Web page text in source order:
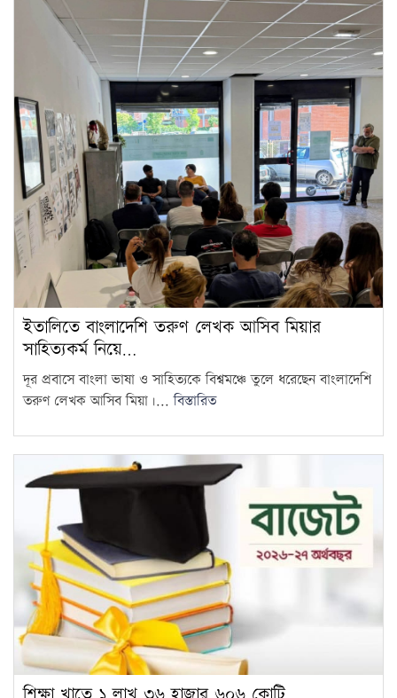
ইতালিতে বাংলাদেশি তরুণ লেখক আসিব মিয়ার
সাহিত্যকর্ম নিয়ে…
দূর প্রবাসে বাংলা ভাষা ও সাহিত্যকে বিশ্বমঞ্চে তুলে ধরেছেন বাংলাদেশি
তরুণ লেখক আসিব মিয়া।...বিস্তারিত